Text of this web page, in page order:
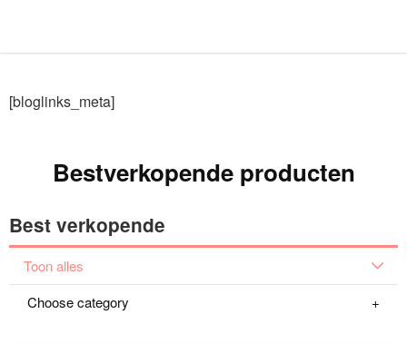
[bloglinks_meta]
Bestverkopende producten
Best verkopende
Toon alles
Choose category